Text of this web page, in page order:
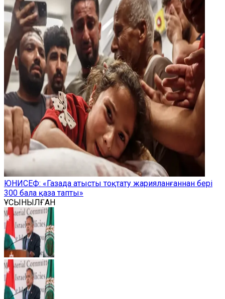
ЮНИСЕФ: «Газада атысты тоқтату жарияланғаннан бері
300 бала қаза тапты»
ҰСЫНЫЛҒАН